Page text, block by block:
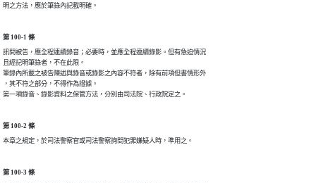
明之方法，應於筆錄內記載明確。
第 100-1 條
訊問被告，應全程連續錄音；必要時，並應全程連續錄影。但有急迫情況
且經記明筆錄者，不在此限。
筆錄內所載之被告陳述與錄音或錄影之內容不符者，除有前項但書情形外
，其不符之部分，不得作為證據。
第一項錄音、錄影資料之保管方法，分別由司法院、行政院定之。
第 100-2 條
本章之規定，於司法警察官或司法警察詢問犯罪嫌疑人時，準用之。
第 100-3 條